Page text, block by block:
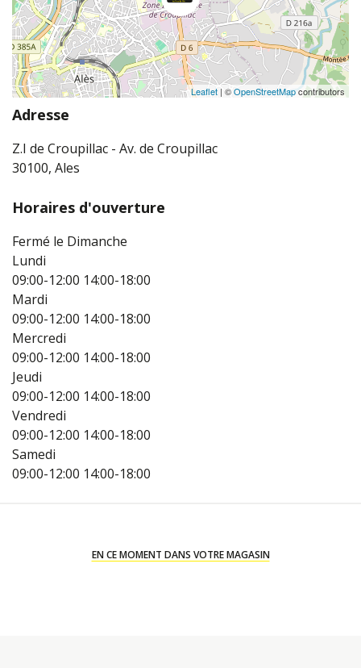
Leaflet | ©OpenStreetMapcontributors
Adresse
Z.I de Croupillac - Av. de Croupillac
30100, Ales
Horaires d'ouverture
Fermé le Dimanche
Lundi
09:00-12:00 14:00-18:00
Mardi
09:00-12:00 14:00-18:00
Mercredi
09:00-12:00 14:00-18:00
Jeudi
09:00-12:00 14:00-18:00
Vendredi
09:00-12:00 14:00-18:00
Samedi
09:00-12:00 14:00-18:00
EN CE MOMENT DANS VOTRE MAGASIN